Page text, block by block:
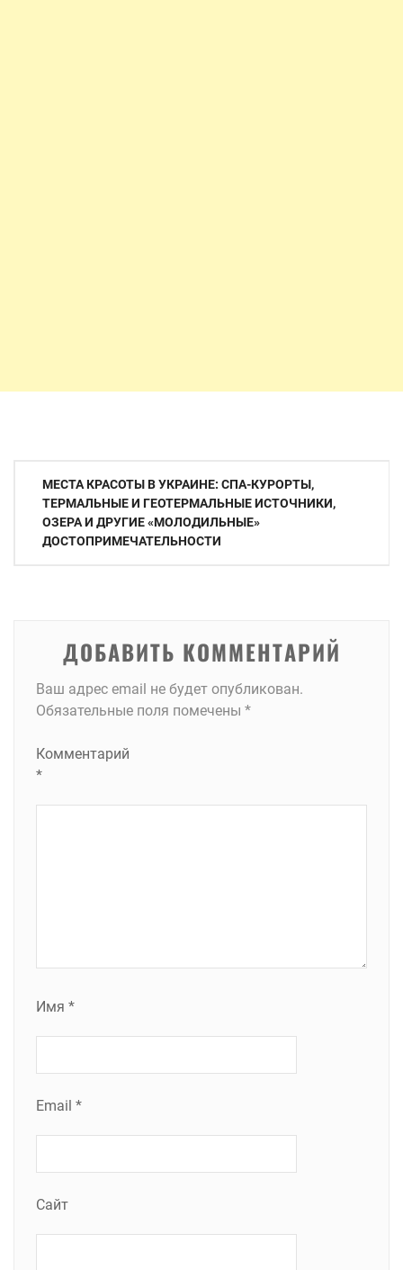
Навигация
записям
МЕСТА КРАСОТЫ В УКРАИНЕ: СПА-КУРОРТЫ,
ТЕРМАЛЬНЫЕ И ГЕОТЕРМАЛЬНЫЕ ИСТОЧНИКИ,
ОЗЕРА И ДРУГИЕ «МОЛОДИЛЬНЫЕ»
ДОСТОПРИМЕЧАТЕЛЬНОСТИ
ДОБАВИТЬ КОММЕНТАРИЙ
Ваш адрес email не будет опубликован.
Обязательные поля помечены *
Комментарий
*
Имя *
Email *
Сайт